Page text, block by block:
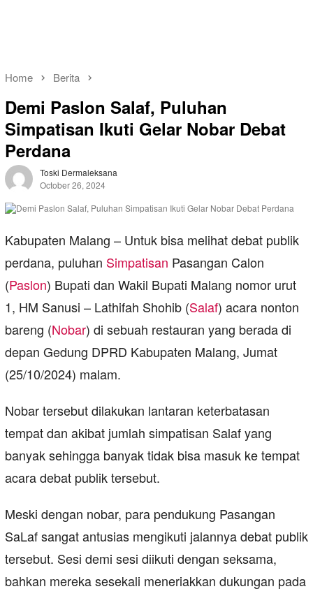
Home Berita
Demi Paslon Salaf, Puluhan
Simpatisan Ikuti Gelar Nobar Debat
Perdana
Toski Dermaleksana
October 26, 2024
Kabupaten Malang – Untuk bisa melihat debat publik
perdana, puluhan Simpatisan Pasangan Calon
(Paslon) Bupati dan Wakil Bupati Malang nomor urut
1, HM Sanusi – Lathifah Shohib (Salaf) acara nonton
bareng (Nobar) di sebuah restauran yang berada di
depan Gedung DPRD Kabupaten Malang, Jumat
(25/10/2024) malam.
Nobar tersebut dilakukan lantaran keterbatasan
tempat dan akibat jumlah simpatisan Salaf yang
banyak sehingga banyak tidak bisa masuk ke tempat
acara debat publik tersebut.
Meski dengan nobar, para pendukung Pasangan
SaLaf sangat antusias mengikuti jalannya debat publik
tersebut. Sesi demi sesi diikuti dengan seksama,
bahkan mereka sesekali meneriakkan dukungan pada